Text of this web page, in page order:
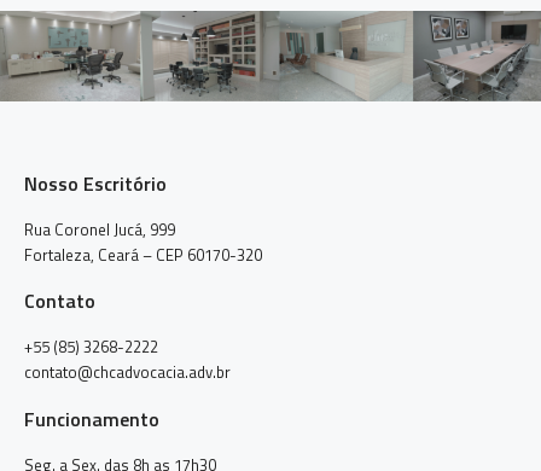
Nosso Escritório
Rua Coronel Jucá, 999
Fortaleza, Ceará – CEP 60170-320
Contato
+55 (85) 3268-2222
contato@chcadvocacia.adv.br
Funcionamento
Seg. a Sex. das 8h as 17h30